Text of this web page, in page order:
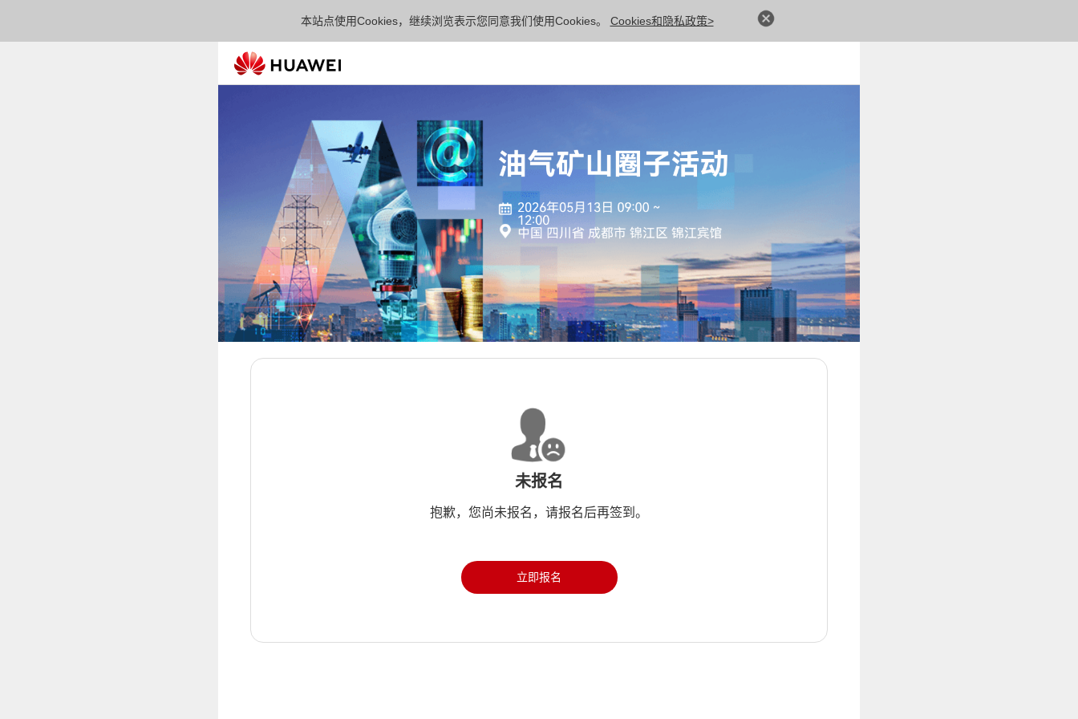
本站点使用Cookies，继续浏览表示您同意我们使用Cookies。 Cookies和隐私政策>
未报名
抱歉，您尚未报名，请报名后再签到。
立即报名